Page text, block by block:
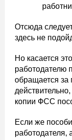
Отсюда
здесь не
Но касается
работодателю
обращается за
копии ФСС
Если же
работодателя,